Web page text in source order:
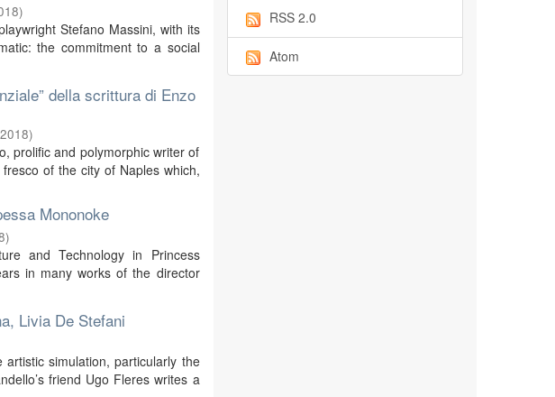
)
Stefano Massini, with its
the commitment to a social
della scrittura di Enzo
2018)
prolific and polymorphic writer of
of the city of Naples which,
Mononoke
)
and Technology in Princess
in many works of the director
Livia De Stefani
simulation, particularly the
friend Ugo Fleres writes a
RSS 2.0
Atom